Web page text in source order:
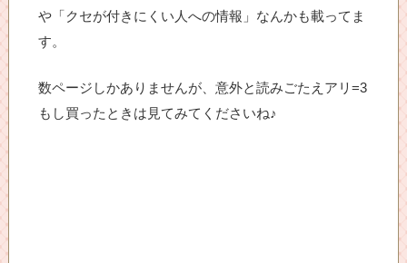
や「クセが付きにくい人への情報」なんかも載ってま
す。
数ページしかありませんが、意外と読みごたえアリ=3
もし買ったときは見てみてくださいね♪